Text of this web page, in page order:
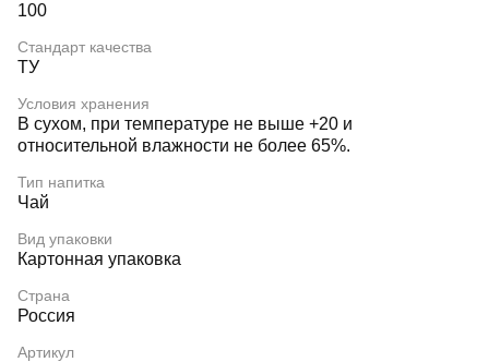
100
Стандарт качества
ТУ
Условия хранения
В сухом, при температуре не выше +20 и
относительной влажности не более 65%.
Тип напитка
Чай
Вид упаковки
Картонная упаковка
Страна
Россия
Артикул